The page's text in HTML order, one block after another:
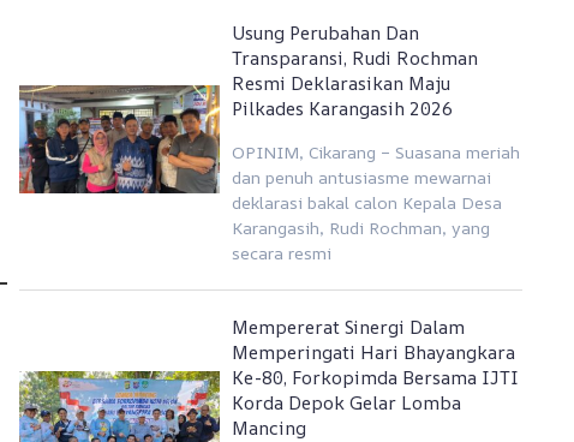
Usung Perubahan Dan
Transparansi, Rudi Rochman
Resmi Deklarasikan Maju
Pilkades Karangasih 2026
OPINIM, Cikarang – Suasana meriah
dan penuh antusiasme mewarnai
deklarasi bakal calon Kepala Desa
Karangasih, Rudi Rochman, yang
secara resmi
Mempererat Sinergi Dalam
Memperingati Hari Bhayangkara
Ke-80, Forkopimda Bersama IJTI
Korda Depok Gelar Lomba
Mancing